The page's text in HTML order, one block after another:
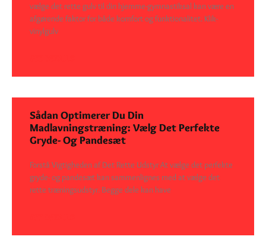
vælge det rette gulv til din hjemme-gymnastiksal kan være en
afgørende faktor for både komfort og funktionalitet. Klik-
vinylgulv
Sådan Optimerer Du Din
Madlavningstræning: Vælg Det Perfekte
Gryde- Og Pandesæt
Forstå Vigtigheden af Det Rette Udstyr At vælge det perfekte
gryde- og pandesæt kan sammenlignes med at vælge det
rette træningsudstyr. Begge dele kan have